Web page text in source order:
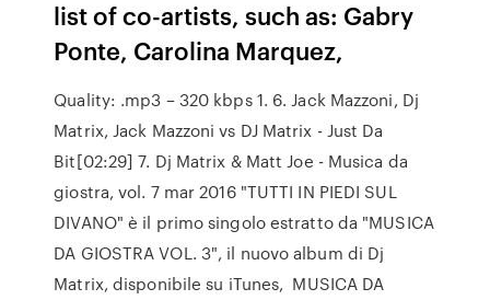
list of co-artists, such as: Gabry
Ponte, Carolina Marquez,
Quality: .mp3 – 320 kbps 1. 6. Jack Mazzoni, Dj
Matrix, Jack Mazzoni vs DJ Matrix - Just Da
Bit[02:29] 7. Dj Matrix & Matt Joe - Musica da
giostra, vol. 7 mar 2016 "TUTTI IN PIEDI SUL
DIVANO" è il primo singolo estratto da "MUSICA
DA GIOSTRA VOL. 3", il nuovo album di Dj
Matrix, disponibile su iTunes, MUSICA DA